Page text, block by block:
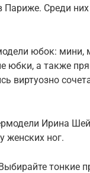
Среди
юбок: мини,
юбки, а также
виртуозно
Ирина
женских ног.
тонкие